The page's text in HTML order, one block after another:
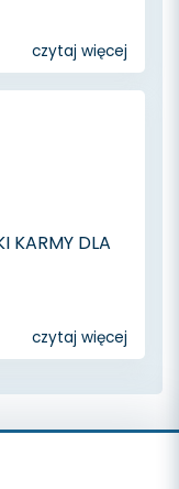
czytaj więcej
KARMY DLA
czytaj więcej